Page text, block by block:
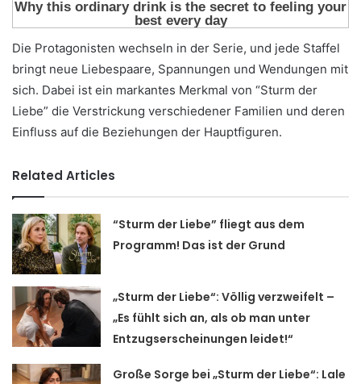
Die Protagonisten wechseln in der Serie, und jede Staffel
bringt neue Liebespaare, Spannungen und Wendungen mit
sich. Dabei ist ein markantes Merkmal von “Sturm der
Liebe” die Verstrickung verschiedener Familien und deren
Einfluss auf die Beziehungen der Hauptfiguren.
Related Articles
“Sturm der Liebe” fliegt aus dem
Programm! Das ist der Grund
„Sturm der Liebe“: Völlig verzweifelt –
„Es fühlt sich an, als ob man unter
Entzugserscheinungen leidet!“
Große Sorge bei „Sturm der Liebe“: Lale